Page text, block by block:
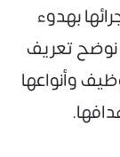
بهدوء
نوضح تعريف
وأنواعها